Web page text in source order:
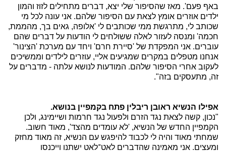
באף פעם'. מאז שהסיפור שלי יצא, דברים מתחילים לזוז והמון
ילדים אוזרים אומץ לצאת עם הסיפור שלהם. אני עונה לכל מי
שכותב לי, מתרגשת ממי שכותבים לי 'אלופה, גאים בך, מהממת,
חכמה' ומנסה לעזור לאלה ששולחים לי הודעות על דברים שהם
עוברים. אני המפקדת של 'סיירת חרם' ויחד עם מערכת 'הצינור'
אנחנו מטפלים במקרים שמגיעים אליי, עוזרים לילדים וממשיכים
לעקוב אחרי הסיפור שלהם. המודעות לנושא עלתה - מדברים על
זה, מתעסקים בזה".
אפילו הנשיא ראובן ריבלין פתח בקמפיין בנושא.
"נכון, קשה לצאת נגד הזרם ולפעול נגד חרמות ושיימינג, ולכן
הקמפיין החדש של הנשיא, 'לא עומדים מהצד', מאוד חשוב.
שמחתי מאוד והיה לי לכבוד להיפגש עם הנשיא, זה מאוד מחזק
ומעצים. אני מאמינה שהדברים לאט־לאט ישתנו וייכנסו